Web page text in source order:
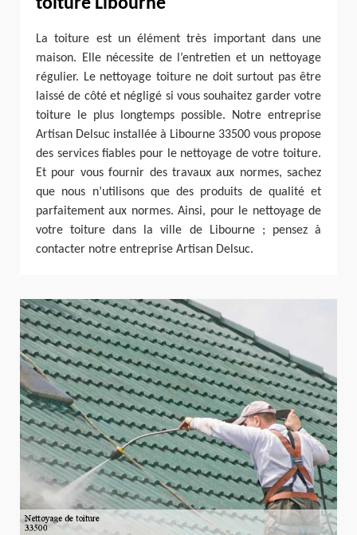
La toiture est un élément très important dans une
maison. Elle nécessite de l’entretien et un nettoyage
régulier. Le nettoyage toiture ne doit surtout pas être
laissé de côté et négligé si vous souhaitez garder votre
toiture le plus longtemps possible. Notre entreprise
Artisan Delsuc installée à Libourne 33500 vous propose
des services fiables pour le nettoyage de votre toiture.
Et pour vous fournir des travaux aux normes, sachez
que nous n’utilisons que des produits de qualité et
parfaitement aux normes. Ainsi, pour le nettoyage de
votre toiture dans la ville de Libourne ; pensez à
contacter notre entreprise Artisan Delsuc.